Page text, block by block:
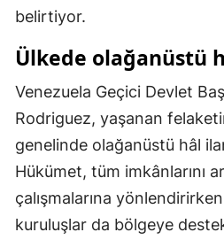
Muğla
Niğde
belirtiyor.
Ülkede olağanüstü
Venezuela Geçici Devlet
Rodriguez, yaşanan
genelinde olağanüstü hâl
Hükümet, tüm imkânlarını
çalışmalarına
kuruluşlar da bölgeye